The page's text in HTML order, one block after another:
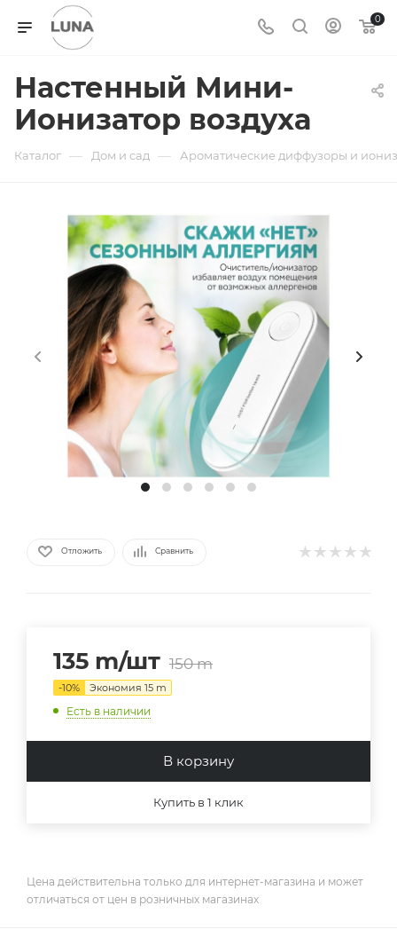
0
Настенный Мини-
Ионизатор воздуха
Каталог — Дом и сад — Ароматические диффузоры и
Отложить Сравнить
135 m/шт 150m
-10% Экономия 15 m
Есть в наличии
В корзину
Купить в 1 клик
Цена действительна только для интернет-магазина и может
отличаться от цен в розничных магазинах